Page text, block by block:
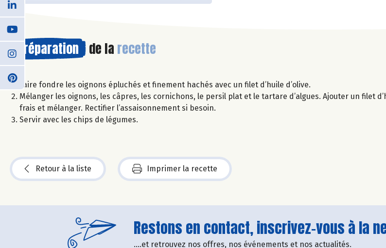
Préparation de la recette
Faire fondre les oignons épluchés et finement hachés avec un filet d’huile d’olive.
Mélanger les oignons, les câpres, les cornichons, le persil plat et le tartare d’algues. Ajouter un filet
frais et mélanger. Rectifier l’assaisonnement si besoin.
Servir avec les chips de légumes.
Retour à la liste Imprimer la recette
Restons en contact, inscrivez-vous à la
....et retrouvez nos offres, nos événements et nos actualités.